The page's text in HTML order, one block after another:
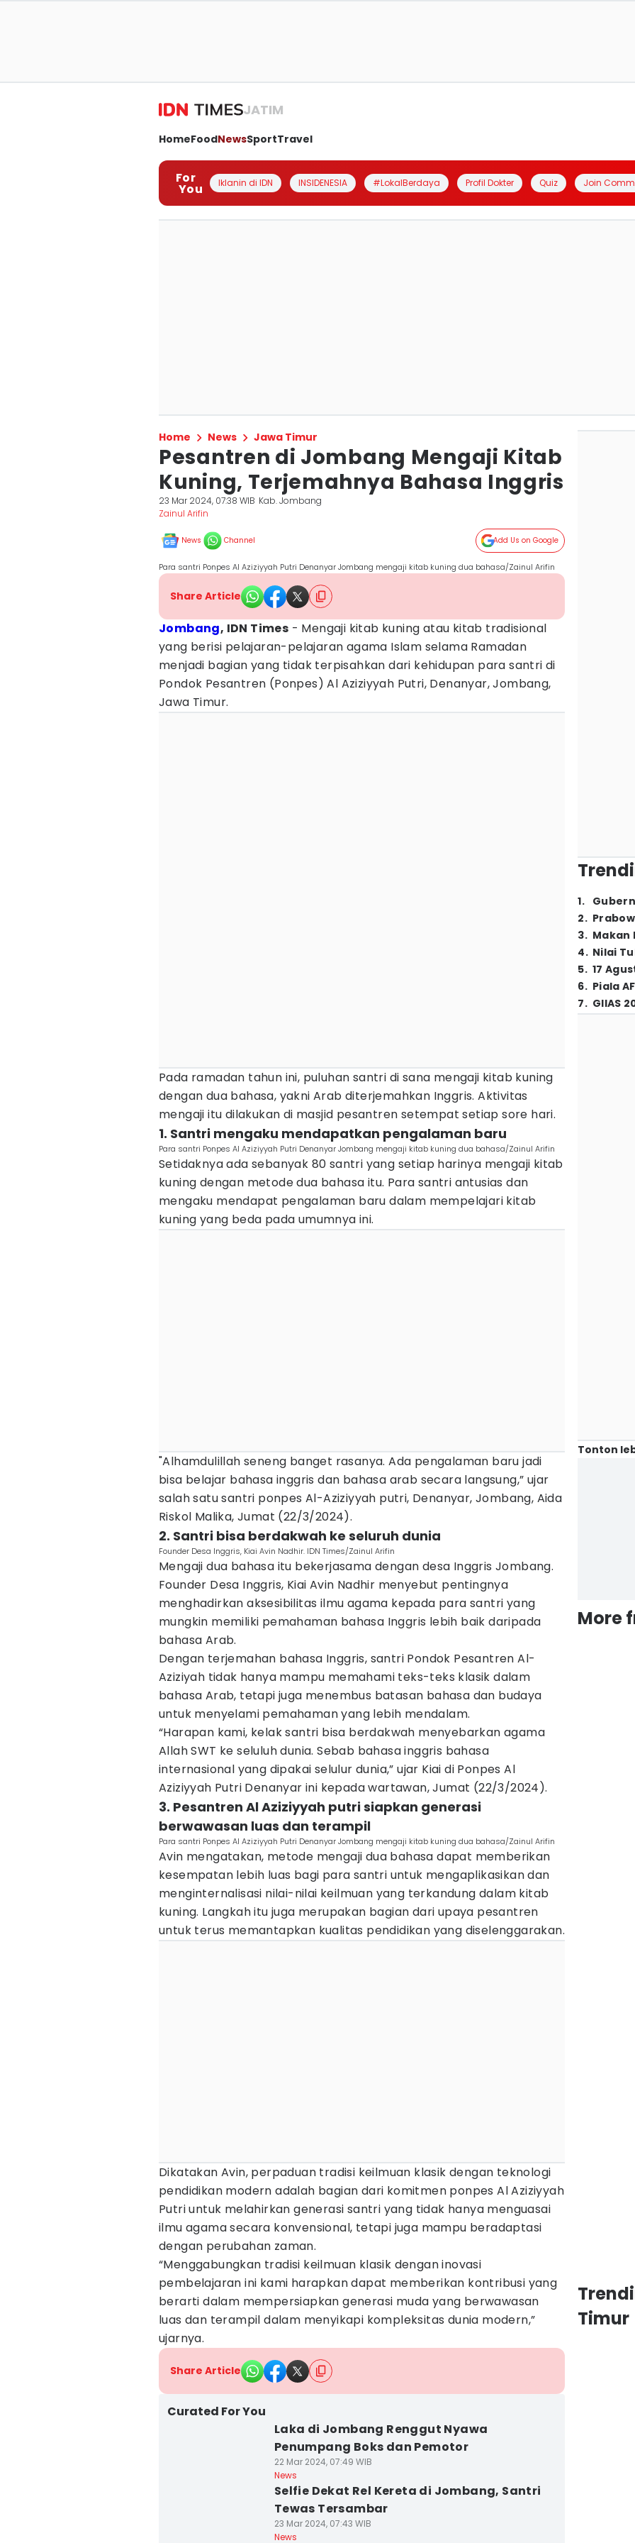
JATIM
HomeFoodNewsSportTravel
For
You Iklanin di IDN INSIDENESIA #LokalBerdaya Profil Dokter Quiz Join
Home News Jawa Timur
Pesantren di Jombang Mengaji Kitab
Kuning, Terjemahnya Bahasa Inggris
23 Mar 2024, 07:38 WIB Kab. Jombang
Zainul Arifin
News Channel Add Us on Google
Para santri Ponpes Al Aziziyyah Putri Denanyar Jombang mengaji kitab kuning dua bahasa/Zainul Arifin
Share Article
Jombang, IDN Times - Mengaji kitab kuning atau kitab tradisional
yang berisi pelajaran-pelajaran agama Islam selama Ramadan
menjadi bagian yang tidak terpisahkan dari kehidupan para santri di
Pondok Pesantren (Ponpes) Al Aziziyyah Putri, Denanyar, Jombang,
Jawa Timur.
Pada ramadan tahun ini, puluhan santri di sana mengaji kitab kuning
dengan dua bahasa, yakni Arab diterjemahkan Inggris. Aktivitas
mengaji itu dilakukan di masjid pesantren setempat setiap sore hari.
1. Santri mengaku mendapatkan pengalaman baru
Para santri Ponpes Al Aziziyyah Putri Denanyar Jombang mengaji kitab kuning dua bahasa/Zainul Arifin
Setidaknya ada sebanyak 80 santri yang setiap harinya mengaji kitab
kuning dengan metode dua bahasa itu. Para santri antusias dan
mengaku mendapat pengalaman baru dalam mempelajari kitab
kuning yang beda pada umumnya ini.
"Alhamdulillah seneng banget rasanya. Ada pengalaman baru jadi
bisa belajar bahasa inggris dan bahasa arab secara langsung,” ujar
salah satu santri ponpes Al-Aziziyyah putri, Denanyar, Jombang, Aida
Riskol Malika, Jumat (22/3/2024).
2. Santri bisa berdakwah ke seluruh dunia
Founder Desa Inggris, Kiai Avin Nadhir. IDN Times/Zainul Arifin
Mengaji dua bahasa itu bekerjasama dengan desa Inggris Jombang.
Founder Desa Inggris, Kiai Avin Nadhir menyebut pentingnya
menghadirkan aksesibilitas ilmu agama kepada para santri yang
mungkin memiliki pemahaman bahasa Inggris lebih baik daripada
bahasa Arab.
Dengan terjemahan bahasa Inggris, santri Pondok Pesantren Al-
Aziziyah tidak hanya mampu memahami teks-teks klasik dalam
bahasa Arab, tetapi juga menembus batasan bahasa dan budaya
untuk menyelami pemahaman yang lebih mendalam.
“Harapan kami, kelak santri bisa berdakwah menyebarkan agama
Allah SWT ke seluluh dunia. Sebab bahasa inggris bahasa
internasional yang dipakai selulur dunia,” ujar Kiai di Ponpes Al
Aziziyyah Putri Denanyar ini kepada wartawan, Jumat (22/3/2024).
3. Pesantren Al Aziziyyah putri siapkan generasi
berwawasan luas dan terampil
Para santri Ponpes Al Aziziyyah Putri Denanyar Jombang mengaji kitab kuning dua bahasa/Zainul Arifin
Avin mengatakan, metode mengaji dua bahasa dapat memberikan
kesempatan lebih luas bagi para santri untuk mengaplikasikan dan
menginternalisasi nilai-nilai keilmuan yang terkandung dalam kitab
kuning. Langkah itu juga merupakan bagian dari upaya pesantren
untuk terus memantapkan kualitas pendidikan yang diselenggarakan.
Dikatakan Avin, perpaduan tradisi keilmuan klasik dengan teknologi
pendidikan modern adalah bagian dari komitmen ponpes Al Aziziyyah
Putri untuk melahirkan generasi santri yang tidak hanya menguasai
ilmu agama secara konvensional, tetapi juga mampu beradaptasi
dengan perubahan zaman.
“Menggabungkan tradisi keilmuan klasik dengan inovasi
pembelajaran ini kami harapkan dapat memberikan kontribusi yang
berarti dalam mempersiapkan generasi muda yang berwawasan
luas dan terampil dalam menyikapi kompleksitas dunia modern,”
ujarnya.
Share Article
Curated For You
Laka di Jombang Renggut Nyawa
Penumpang Boks dan Pemotor
22 Mar 2024, 07:49 WIB
News
Selfie Dekat Rel Kereta di Jombang, Santri
Tewas Tersambar
23 Mar 2024, 07:43 WIB
News
1.
2.
3. Makan
4. Nilai
5. 17
6. Piala
7. GIIAS
Tonton
More
Timur